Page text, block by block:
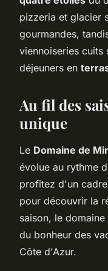
pizzeria et glacier
gourmandes,
viennoiseries
déjeuners en
Au fil des
unique
Le Domaine de
évolue au rythme
profitez d'un
pour découvrir la
saison, le
du bonheur des
Côte d'Azur.